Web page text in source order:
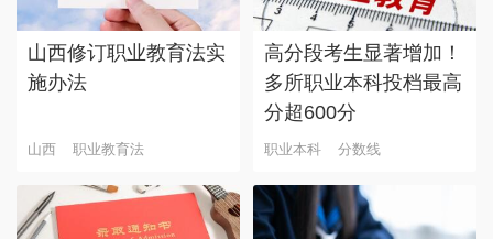
山西修订职业教育法实
施办法
山西 职业教育法
高分段考生显著增加！
多所职业本科投档最高
分超600分
职业本科 分数线